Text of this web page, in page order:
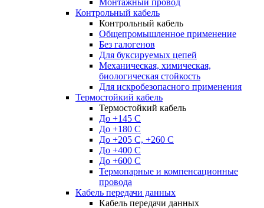
Монтажный провод
Контрольный кабель
Контрольный кабель
Общепромышленное применение
Без галогенов
Для буксируемых цепей
Механическая, химическая,
биологическая стойкость
Для искробезопасного применения
Термостойкий кабель
Термостойкий кабель
До +145 С
До +180 C
До +205 С, +260 С
До +400 C
До +600 С
Термопарные и компенсационные
провода
Кабель передачи данных
Кабель передачи данных